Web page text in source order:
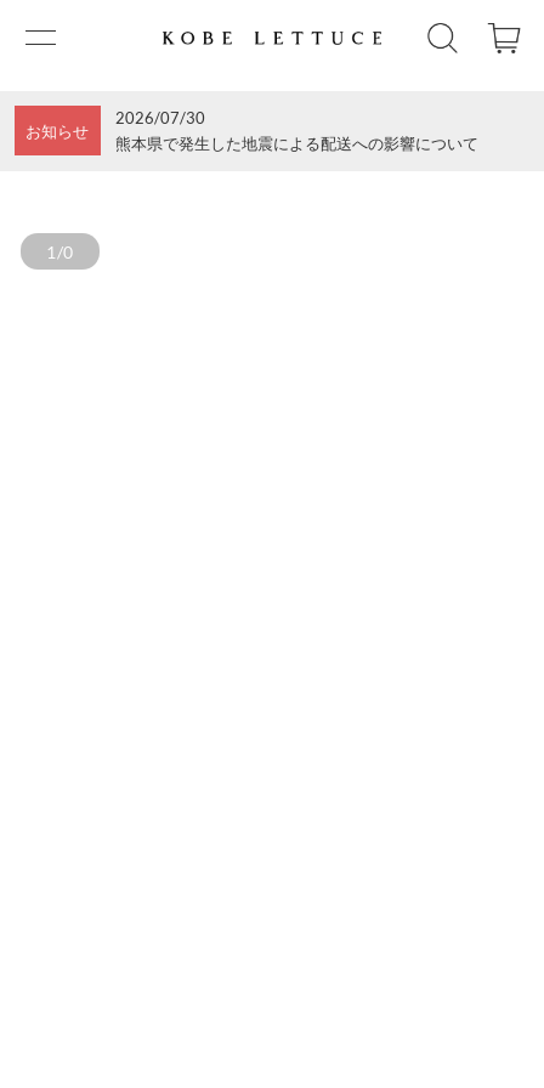
お知らせ
2026/07/30
熊本県で発生した地震による配送への影響について
1/0